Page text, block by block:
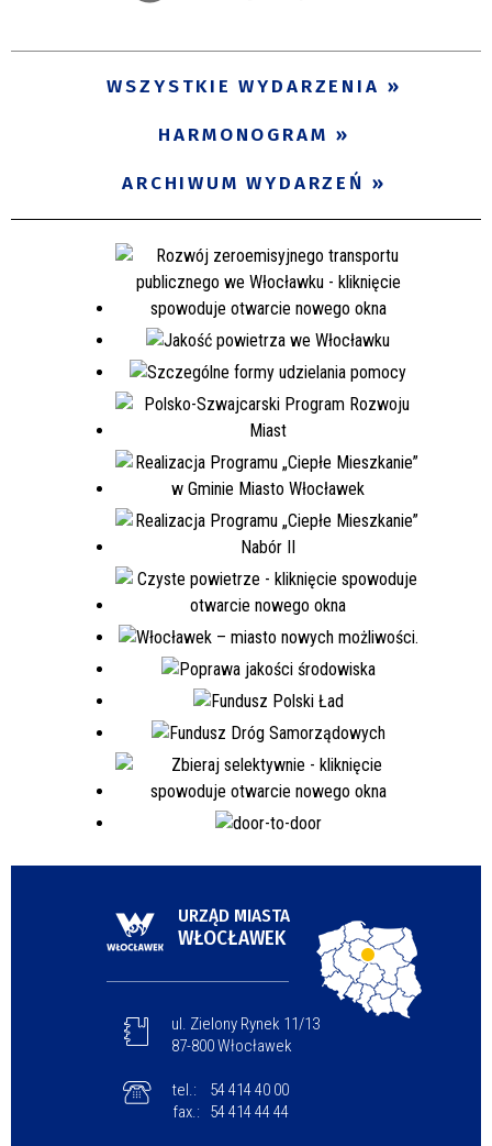
WSZYSTKIE WYDARZENIA
HARMONOGRAM
ARCHIWUM WYDARZEŃ
URZĄD MIASTA
WŁOCŁAWEK
ul. Zielony Rynek 11/13
87-800 Włocławek
tel.:
54 414 40 00
fax.:
54 414 44 44